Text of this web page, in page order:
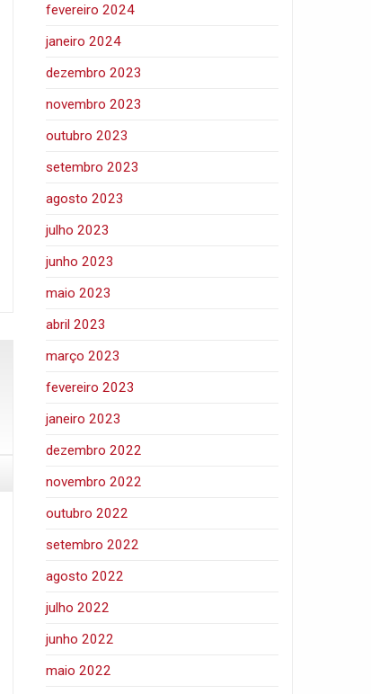
fevereiro 2024
janeiro 2024
dezembro 2023
novembro 2023
outubro 2023
setembro 2023
agosto 2023
julho 2023
junho 2023
maio 2023
abril 2023
março 2023
fevereiro 2023
janeiro 2023
dezembro 2022
novembro 2022
outubro 2022
setembro 2022
agosto 2022
julho 2022
junho 2022
maio 2022